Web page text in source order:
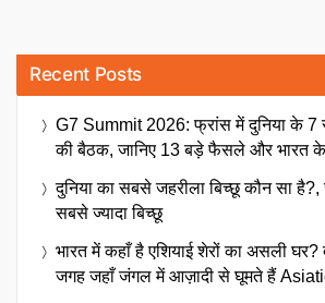
Recent Posts
G7 Summit 2026: फ्रांस में दुनिया के 7
की बैठक, जानिए 13 बड़े फैसले और भारत के
दुनिया का सबसे जहरीला बिच्छू कौन सा है?,
सबसे ज्यादा बिच्छू
भारत में कहाँ है एशियाई शेरों का असली घर?
जगह जहाँ जंगल में आज़ादी से घूमते हैं